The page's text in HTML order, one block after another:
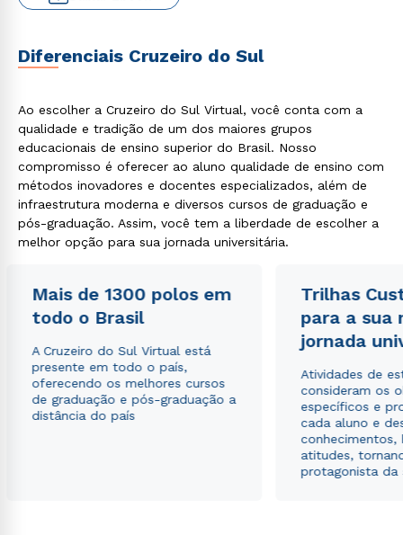
Diferenciais Cruzeiro do Sul
Ao escolher a Cruzeiro do Sul Virtual, você conta com a
qualidade e tradição de um dos maiores grupos
educacionais de ensino superior do Brasil. Nosso
compromisso é oferecer ao aluno qualidade de ensino com
métodos inovadores e docentes especializados, além de
infraestrutura moderna e diversos cursos de graduação e
pós-graduação. Assim, você tem a liberdade de escolher a
melhor opção para sua jornada universitária.
Mais de 1300 polos em
todo o Brasil
A Cruzeiro do Sul Virtual está
presente em todo o país,
oferecendo os melhores cursos
de graduação e pós-graduação a
distância do país
Trilhas
para a sua
jornada
Atividades de
consideram os
específicos e
cada aluno e
conhecimentos,
atitudes,
protagonista da